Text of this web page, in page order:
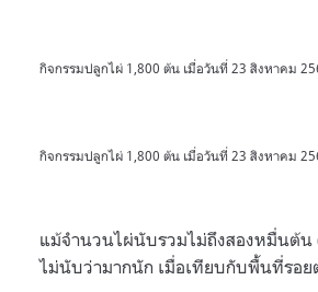
กิจกรรมปลูกไผ่ 1,800 ต้น เมื่อวันที่ 23 สิงหาคม
กิจกรรมปลูกไผ่ 1,800 ต้น เมื่อวันที่ 23 สิงหาคม
แม้จำนวนไผ่นับรวมไม่ถึงสองหมื่นต้น
ไม่นับว่ามากนัก เมื่อเทียบกับพื้นที่รอย